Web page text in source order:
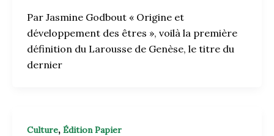
Par Jasmine Godbout « Origine et
développement des êtres », voilà la première
définition du Larousse de Genèse, le titre du
dernier
Culture, Édition Papier